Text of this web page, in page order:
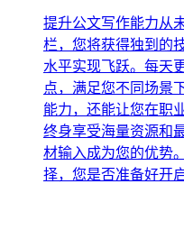
提升公文写作能力从
栏，您将获得独到的
水平实现飞跃。每天
点，满足您不同场景
能力，还能让您在职
终身享受海量资源和
材输入成为您的优势
择，您是否准备好开